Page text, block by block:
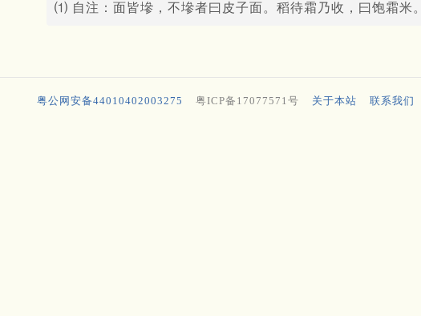
⑴ 自注：面皆墋，不墋者曰皮子面。稻待霜乃收，曰饱霜米。
粤公网安备44010402003275 粤ICP备17077571号 关于本站 联系我们